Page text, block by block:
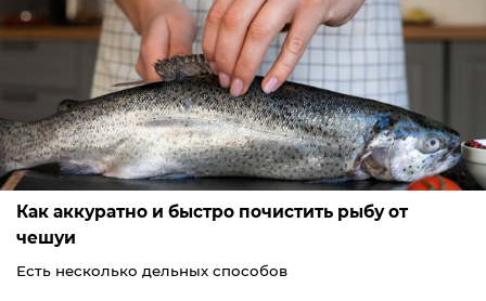
Как аккуратно и быстро почистить рыбу от
чешуи
Есть несколько дельных способов